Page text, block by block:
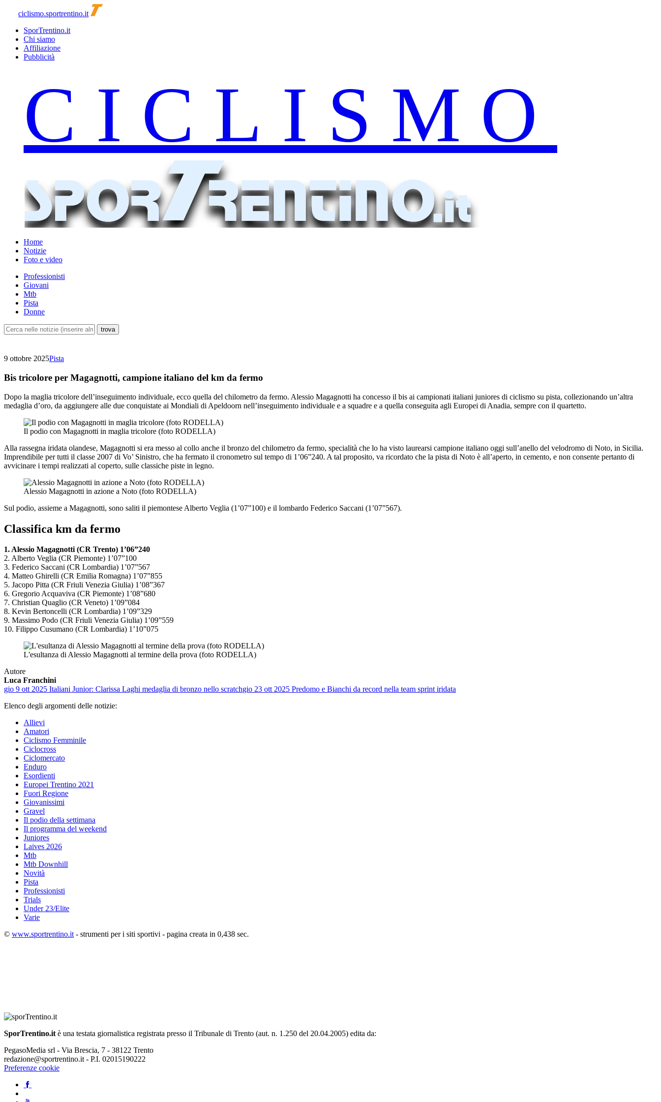
ciclismo.sportrentino.it
SporTrentino.it
Chi siamo
Affiliazione
Pubblicità
Home
Notizie
Foto e video
Professionisti
Giovani
Mtb
Pista
Donne
9 ottobre 2025Pista
Bis tricolore per Magagnotti, campione italiano del km da fermo
Dopo la maglia tricolore dell’inseguimento individuale, ecco quella del chilometro da fermo. Alessio Magagnotti ha concesso il bis ai campionati italiani juniores di ciclismo su pista, collezionando un’altra
medaglia d’oro, da aggiungere alle due conquistate ai Mondiali di Apeldoorn nell’inseguimento individuale e a squadre e a quella conseguita agli Europei di Anadia, sempre con il quartetto.
Il podio con Magagnotti in maglia tricolore (foto RODELLA)
Alla rassegna iridata olandese, Magagnotti si era messo al collo anche il bronzo del chilometro da fermo, specialità che lo ha visto laurearsi campione italiano oggi sull’anello del velodromo di Noto, in Sicilia.
Imprendibile per tutti il classe 2007 di Vo’ Sinistro, che ha fermato il cronometro sul tempo di 1’06”240. A tal proposito, va ricordato che la pista di Noto è all’aperto, in cemento, e non consente pertanto di
avvicinare i tempi realizzati al coperto, sulle classiche piste in legno.
Alessio Magagnotti in azione a Noto (foto RODELLA)
Sul podio, assieme a Magagnotti, sono saliti il piemontese Alberto Veglia (1’07”100) e il lombardo Federico Saccani (1’07”567).
Classifica km da fermo
1. Alessio Magagnotti (CR Trento) 1’06”240
2. Alberto Veglia (CR Piemonte) 1’07”100
3. Federico Saccani (CR Lombardia) 1’07”567
4. Matteo Ghirelli (CR Emilia Romagna) 1’07”855
5. Jacopo Pitta (CR Friuli Venezia Giulia) 1’08”367
6. Gregorio Acquaviva (CR Piemonte) 1’08”680
7. Christian Quaglio (CR Veneto) 1’09”084
8. Kevin Bertoncelli (CR Lombardia) 1’09”329
9. Massimo Podo (CR Friuli Venezia Giulia) 1’09”559
10. Filippo Cusumano (CR Lombardia) 1’10”075
L'esultanza di Alessio Magagnotti al termine della prova (foto RODELLA)
Autore
Luca Franchini
gio 9 ott 2025 Italiani Junior: Clarissa Laghi medaglia di bronzo nello scratchgio 23 ott 2025 Predomo e Bianchi da record nella team sprint iridata
Elenco degli argomenti delle notizie:
Allievi
Amatori
Ciclismo Femminile
Ciclocross
Ciclomercato
Enduro
Esordienti
Europei Trentino 2021
Fuori Regione
Giovanissimi
Gravel
Il podio della settimana
Il programma del weekend
Juniores
Laives 2026
Mtb
Mtb Downhill
Novità
Pista
Professionisti
Trials
Under 23/Elite
Varie
© www.sportrentino.it- strumenti per i siti sportivi - pagina creata in 0,438 sec.
SporTrentino.itè una testata giornalistica registrata presso il Tribunale di Trento (aut. n. 1.250 del 20.04.2005) edita da:
PegasoMedia srl - Via Brescia, 7 - 38122 Trento
redazione@sportrentino.it - P.I. 02015190222
Preferenze cookie